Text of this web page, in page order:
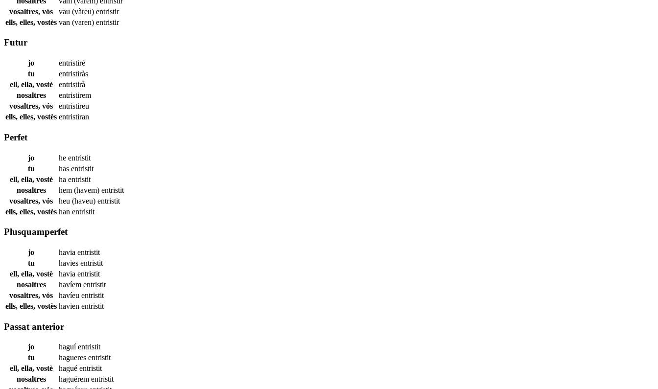
vosaltres, vós
vau (vàreu) entristir
ells, elles, vostès van (varen) entristir
Futur
jo
entristiré
tu
entristiràs
ell, ella, vostè
entristirà
nosaltres
entristirem
vosaltres, vós
entristireu
ells, elles, vostès entristiran
Perfet
jo he entristit
tu
has entristit
ell, ella, vostè
ha entristit
nosaltres
hem (havem) entristit
vosaltres, vós
heu (haveu) entristit
ells, elles, vostès han entristit
Plusquamperfet
jo havia entristit
tu
havies entristit
ell, ella, vostè
havia entristit
nosaltres
havíem entristit
vosaltres, vós
havíeu entristit
ells, elles, vostès havien entristit
Passat anterior
jo haguíentristit
tu
hagueres entristit
ell, ella, vostè
hagué entristit
nosaltres
haguérem entristit